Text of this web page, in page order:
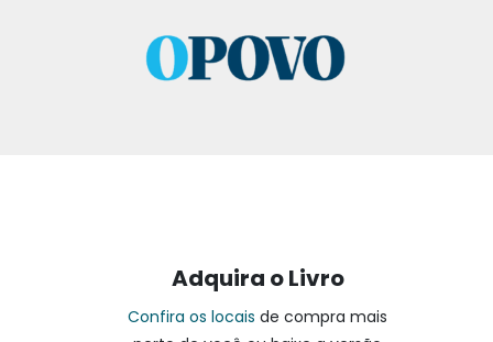
Adquira o Livro
Confira os locais de compra mais